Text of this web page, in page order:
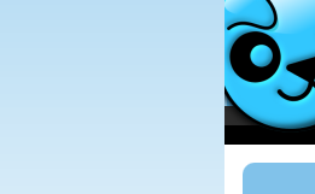
Skip to Content